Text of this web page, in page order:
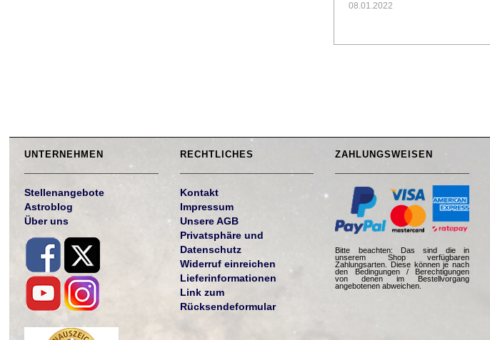
08.01.2022
UNTERNEHMEN
Stellenangebote
Astroblog
Über uns
RECHTLICHES
Kontakt
Impressum
Unsere AGB
Privatsphäre und
Datenschutz
Widerruf einreichen
Lieferinformationen
Link zum
Rücksendeformular
ZAHLUNGSWEISEN
Bitte beachten: Das sind die in
unserem Shop verfügbaren
Zahlungsarten. Diese können je nach
den Bedingungen / Berechtigungen
von denen im Bestellvorgang
angebotenen abweichen.